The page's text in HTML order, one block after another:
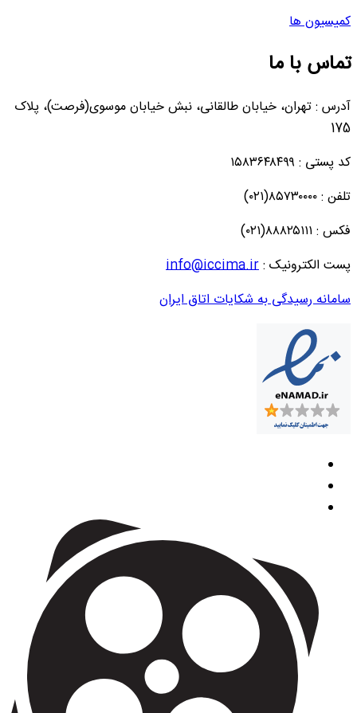
کمیسیون ها
تماس با ما
آدرس : تهران، خیابان طالقانی، نبش خیابان موسوی(فرصت)، پلاک
175
کد پستی : ۱۵۸۳۶۴۸۴۹۹
تلفن : ۸۵۷۳۰۰۰۰(۰۲۱)
فکس : ۸۸۸۲۵۱۱۱(۰۲۱)
پست الکترونیک :info@iccima.ir
سامانه رسیدگی به شکایات اتاق ایران